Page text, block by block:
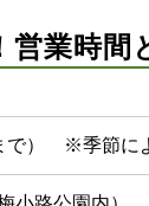
業時
で） ※季節に